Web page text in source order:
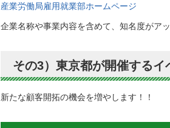
産業労働局雇用就業部ホームページ
企業名称や事業内容を含めて、知名度がア
その3）東京都が開催する
新たな顧客開拓の機会を増やします！！